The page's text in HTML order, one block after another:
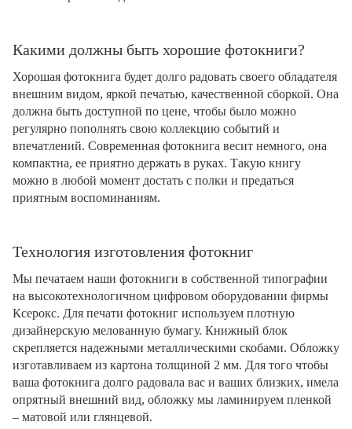
Какими должны быть хорошие фотокниги?
Хорошая фотокнига будет долго радовать своего обладателя
внешним видом, яркой печатью, качественной сборкой. Она
должна быть доступной по цене, чтобы было можно
регулярно пополнять свою коллекцию событий и
впечатлений. Современная фотокнига весит немного, она
компактна, ее приятно держать в руках. Такую книгу
можно в любой момент достать с полки и предаться
приятным воспоминаниям.
Технология изготовления фотокниг
Мы печатаем наши фотокниги в собственной типографии
на высокотехнологичном цифровом оборудовании фирмы
Ксерокс. Для печати фотокниг используем плотную
дизайнерскую мелованную бумагу. Книжный блок
скрепляется надежными металлическими скобами. Обложку
изготавливаем из картона толщиной 2 мм. Для того чтобы
ваша фотокнига долго радовала вас и ваших близких, имела
опрятный внешний вид, обложку мы ламинируем пленкой
– матовой или глянцевой.